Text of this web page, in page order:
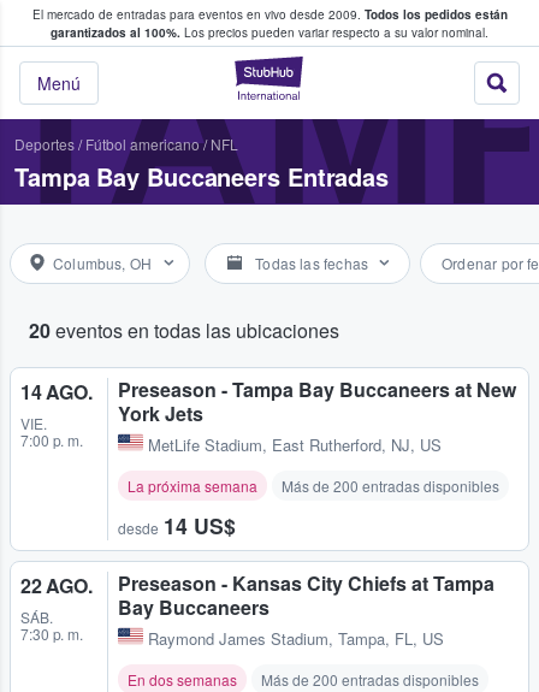
El mercado de entradas para eventos en vivo desde 2009. Todos los pedidos están
garantizados al 100%. Los precios pueden variar respecto a su valor nominal.
StubHub:
Menú
y venta de entradas entre fans
Deportes/ Fútbol americano/ NFL
Tampa Bay Buccaneers Entradas
Columbus, OH Todas las fechas Ordenar por
20eventos en todas las ubicaciones
14 AGO.
VIE.
7:00 p. m.
Preseason - Tampa Bay Buccaneers at New
York Jets
MetLife Stadium, East Rutherford, NJ, US
La próxima semana Más de 200 entradas disponibles
desde 14 US$
22 AGO.
SÁB.
7:30 p. m.
Preseason - Kansas City Chiefs at Tampa
Bay Buccaneers
Raymond James Stadium, Tampa, FL, US
En dos semanas Más de 200 entradas disponibles